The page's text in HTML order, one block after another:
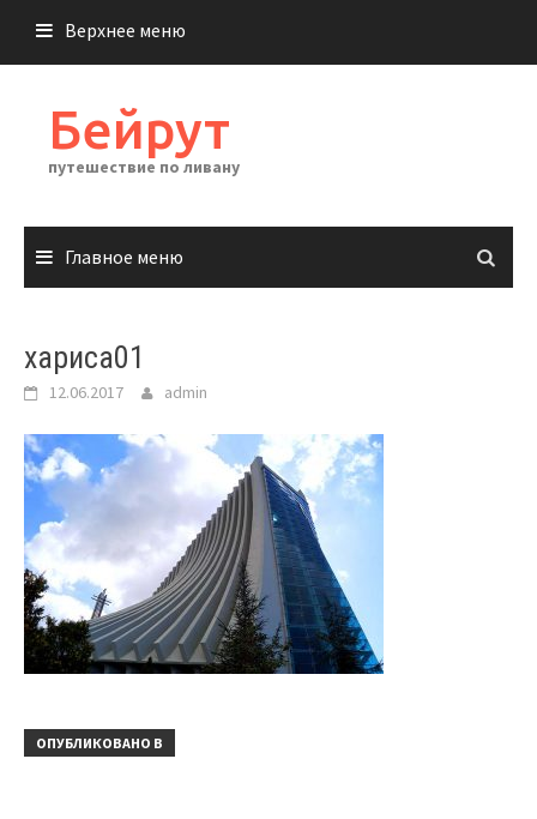
содержимому
Верхнее меню
Бейрут
путешествие по ливану
Главное меню
хариса01
12.06.2017 admin
ОПУБЛИКОВАНО В